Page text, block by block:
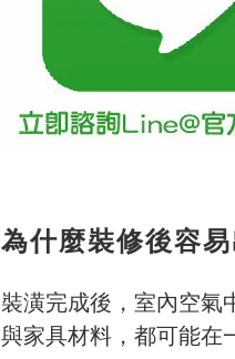
為什麼裝修後容
裝潢完成後，室內空氣
與家具材料，都可能在